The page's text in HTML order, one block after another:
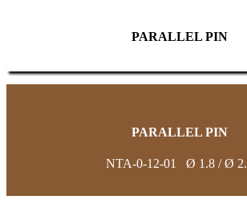
PARALLEL PIN
PARALLEL PIN
NTA-0-12-01 Ø 1.8 / Ø